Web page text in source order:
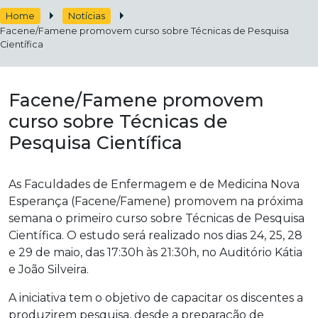
Home
Notícias
Facene/Famene promovem curso sobre Técnicas de Pesquisa
Científica
Facene/Famene promovem
curso sobre Técnicas de
Pesquisa Científica
As Faculdades de Enfermagem e de Medicina Nova
Esperança (Facene/Famene) promovem na próxima
semana o primeiro curso sobre Técnicas de Pesquisa
Científica. O estudo será realizado nos dias 24, 25, 28
e 29 de maio, das 17:30h às 21:30h, no Auditório Kátia
e João Silveira.
A iniciativa tem o objetivo de capacitar os discentes a
produzirem pesquisa, desde a preparação de